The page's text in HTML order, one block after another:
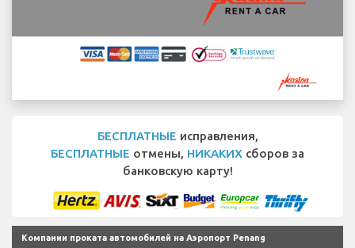
БЕСПЛАТНЫЕ исправления,
БЕСПЛАТНЫЕ отмены, НИКАКИХ сборов за
банковскую карту!
Компании проката автомобилей на Аэропорт Penang